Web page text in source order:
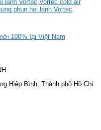
100% tại Việt Nam
Hiệp Bình, Thành phố Hồ Chí